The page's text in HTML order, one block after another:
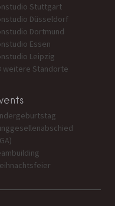
Stuttgart
Düsseldorf
Dortmund
Essen
Leipzig
weitere Standorte